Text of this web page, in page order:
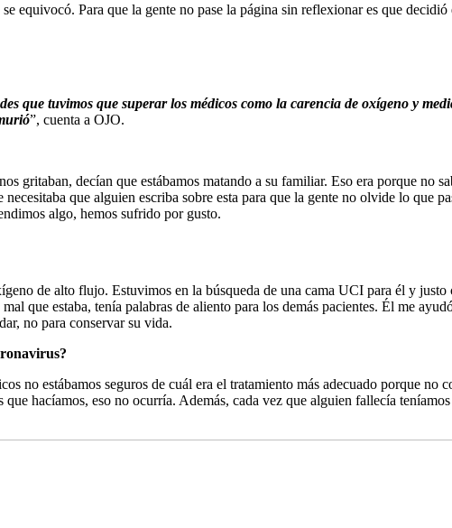
equivocó. Para que la gente no pase la página sin reflexionar es que
que tuvimos que superar los médicos como la carencia de oxígeno y
”, cuenta a OJO.
gritaban, decían que estábamos matando a su familiar. Eso era porque no
que alguien escriba sobre esta para que la gente no olvide lo que
algo, hemos sufrido por gusto.
de alto flujo. Estuvimos en la búsqueda de una cama UCI para él y
que estaba, tenía palabras de aliento para los demás pacientes. Él me
no para conservar su vida.
no estábamos seguros de cuál era el tratamiento más adecuado porque no
hacíamos, eso no ocurría. Además, cada vez que alguien fallecía